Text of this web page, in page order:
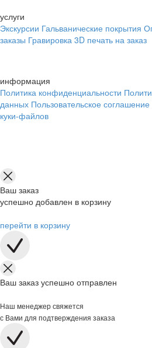
услуги
Экскурсии Гальванические покрытия
заказы Гравировка 3D печать на заказ
информация
Политика конфиденциальности
данных Пользовательское соглашение
куки-файлов
Ваш заказ
успешно добавлен в корзину
перейти в корзину
Ваш заказ успешно отправлен
Наш менеджер свяжется
с Вами для подтверждения заказа